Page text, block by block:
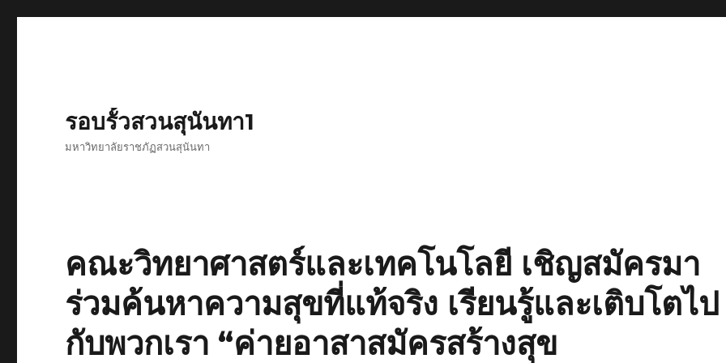
รอบรั้วสวนสุนันทา1
มหาวิทยาลัยราชภัฏสวนสุนันทา
คณะวิทยาศาสตร์และเทคโนโลยี เชิญสมัครมา
ร่วมค้นหาความสุขที่แท้จริง เรียนรู้และเติบโตไป
กับพวกเรา “ค่ายอาสาสมัครสร้างสุข